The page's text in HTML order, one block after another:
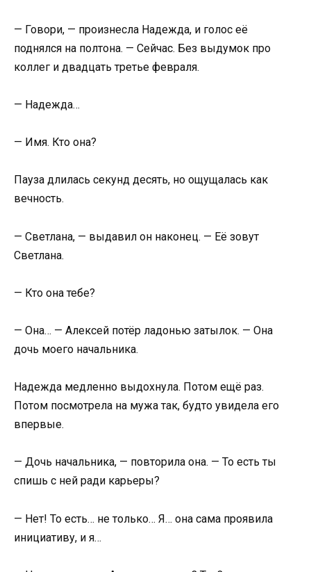
— Говори, — произнесла Надежда, и голос её
поднялся на полтона. — Сейчас. Без выдумок про
коллег и двадцать третье февраля.
— Надежда…
— Имя. Кто она?
Пауза длилась секунд десять, но ощущалась как
вечность.
— Светлана, — выдавил он наконец. — Её зовут
Светлана.
— Кто она тебе?
— Она… — Алексей потёр ладонью затылок. — Она
дочь моего начальника.
Надежда медленно выдохнула. Потом ещё раз.
Потом посмотрела на мужа так, будто увидела его
впервые.
— Дочь начальника, — повторила она. — То есть ты
спишь с ней ради карьеры?
— Нет! То есть… не только… Я… она сама проявила
инициативу, и я…